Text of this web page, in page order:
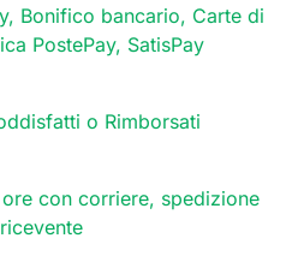
Bonifico bancario, Carte di
PostePay, SatisPay
o Rimborsati
con corriere, spedizione